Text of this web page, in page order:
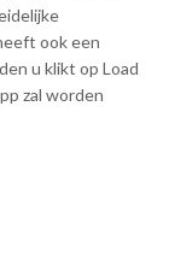
ook een
u klikt op Load
zal worden